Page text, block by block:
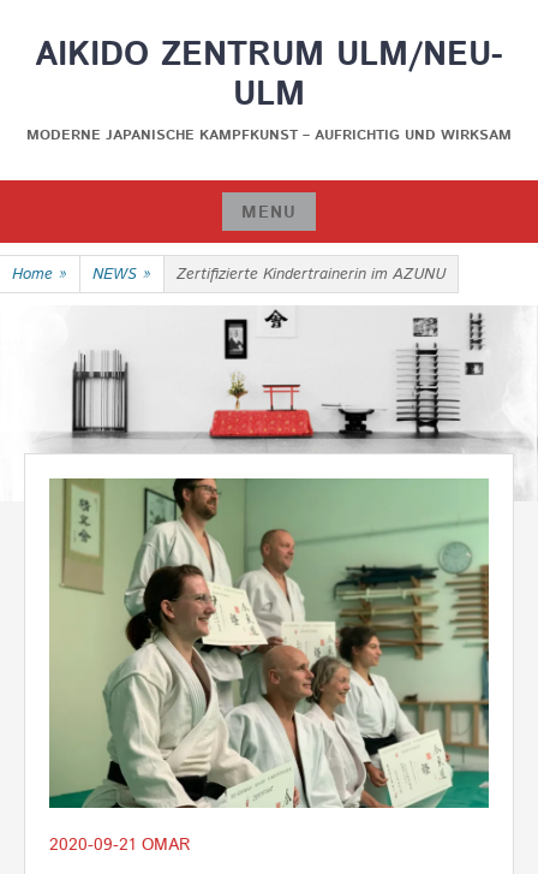
AIKIDO ZENTRUM ULM/NEU-
ULM
MODERNE JAPANISCHE KAMPFKUNST – AUFRICHTIG UND WIRKSAM
MENU
Skip
to
Home » NEWS » Zertifizierte Kindertrainerin im AZUNU
2020-09-21 OMAR